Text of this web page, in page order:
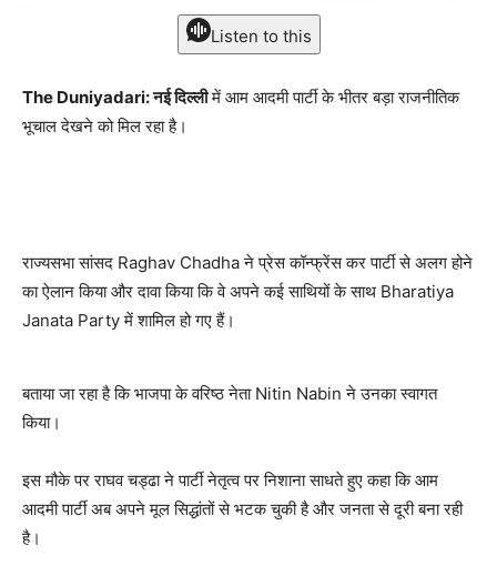
Listen to this
The Duniyadari: नई दिल्लीमें आम आदमी पार्टी के भीतर बड़ा राजनीतिक
भूचाल देखने को मिल रहा है।
राज्यसभा सांसद Raghav Chadha ने प्रेस कॉन्फ्रेंस कर पार्टी से अलग होने
का ऐलान किया और दावा किया कि वे अपने कई साथियों के साथ Bharatiya
Janata Party में शामिल हो गए हैं।
बताया जा रहा है कि भाजपा के वरिष्ठ नेता Nitin Nabin ने उनका स्वागत
किया।
इस मौके पर राघव चड्ढा ने पार्टी नेतृत्व पर निशाना साधते हुए कहा कि आम
आदमी पार्टी अब अपने मूल सिद्धांतों से भटक चुकी है और जनता से दूरी बना रही
है।